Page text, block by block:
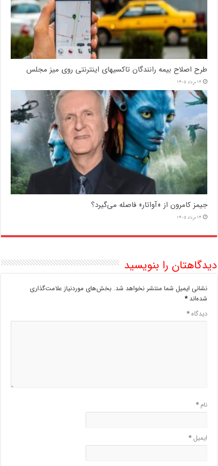
طرح اصلاح بیمه رانندگان تاکسیهای اینترنتی روی میز مجلس
14 مرداد 1405
جیمز کامرون از «آواتار» فاصله می‌گیرد؟
14 مرداد 1405
دیدگاهتان را بنویسید
نشانی ایمیل شما منتشر نخواهد شد. بخش‌های موردنیاز علامت‌گذاری
شده‌اند*
دیدگاه*
نام*
ایمیل*